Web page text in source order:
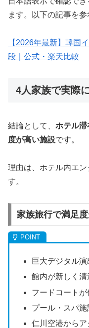
ます。以下の記事を
【2026年最新】韓国
段｜公式・楽天比較
4人家族で実際
結論として、 ホテル滞
度が高い施設です。
理由は、ホテル内エ
す。
家族旅行で満足
巨大デジタル演
館内が新しく清
フードコート
プール・スパ施
仁川空港から